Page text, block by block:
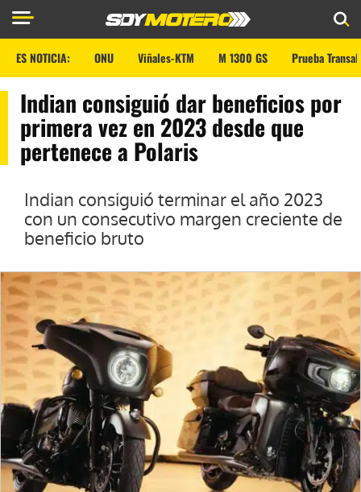
ES NOTICIA: ONU Viñales-KTM M 1300 GS Prueba
Indian consiguió dar beneficios por
primera vez en 2023 desde que
pertenece a Polaris
Indian consiguió terminar el año 2023
con un consecutivo margen creciente de
beneficio bruto